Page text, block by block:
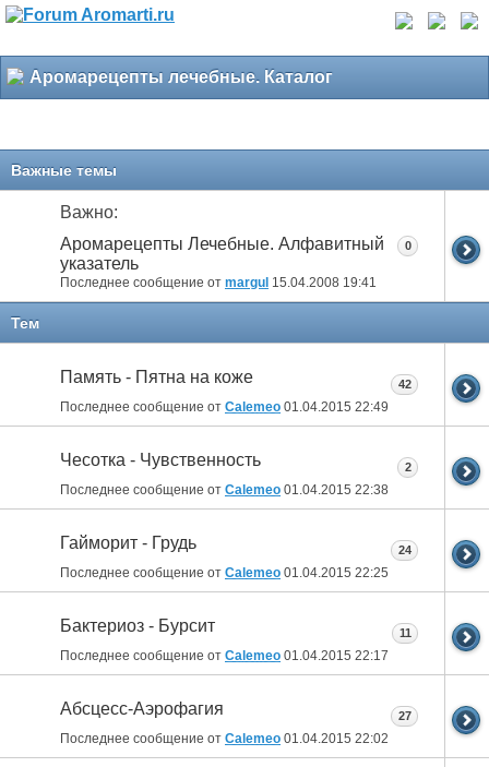
Аромарецепты лечебные. Каталог
Важные темы
Важно:
Аромарецепты Лечебные. Алфавитный
указатель
Последнее сообщение от margul 15.04.2008 19:41
0
Тем
Память - Пятна на коже
Последнее сообщение от Calemeo 01.04.2015 22:49
42
Чесотка - Чувственность
Последнее сообщение от Calemeo 01.04.2015 22:38
2
Гайморит - Грудь
Последнее сообщение от Calemeo 01.04.2015 22:25
24
Бактериоз - Бурсит
Последнее сообщение от Calemeo 01.04.2015 22:17
11
Абсцесс-Аэрофагия
Последнее сообщение от Calemeo 01.04.2015 22:02
27